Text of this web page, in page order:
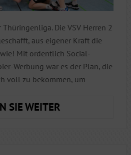
Die VSV Herren 2
aus eigener Kraft die
Mit ordentlich Social-
Werbung war es der Plan, die
voll zu bekommen, um
SIE WEITERMISSION